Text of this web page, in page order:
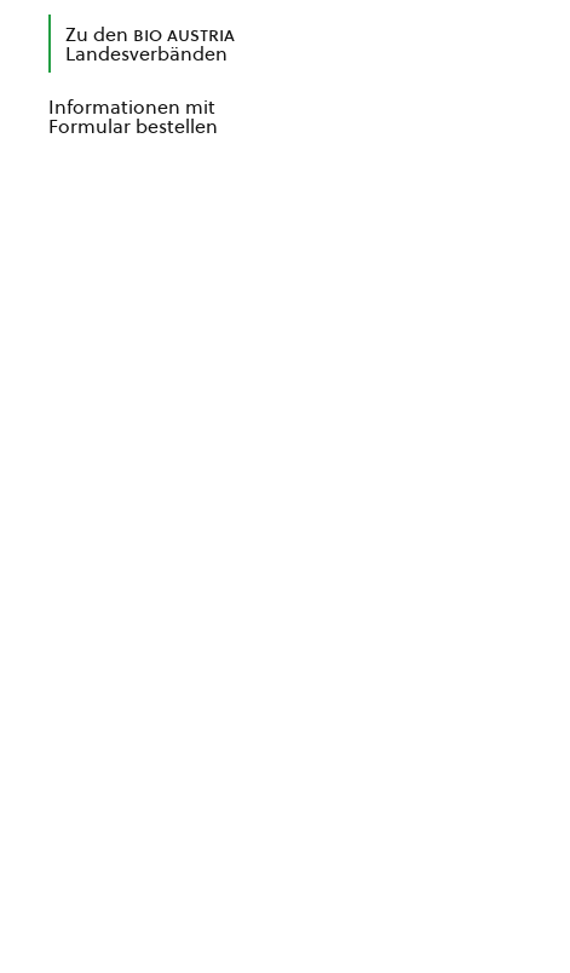
Zu den bio austria
Landesverbänden
Informationen mit
Formular bestellen